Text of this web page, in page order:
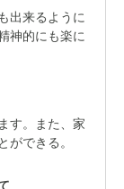
出来るように
神的にも楽に
す。また、家
できる。